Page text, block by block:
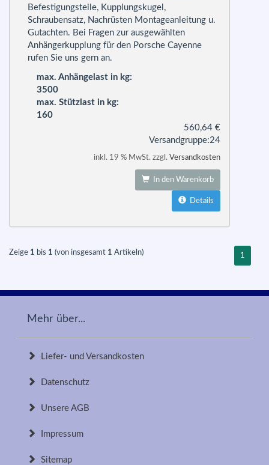
Befestigungsteile, Kupplungskugel,
Schraubensatz, Nachrüsten Montageanleitung u.
Gutachten. Bei Fragen zur ausgewählten
Anhängerkupplung für den Porsche Cayenne
rufen Sie uns gern an.
max. Anhängelast in kg:
3500
max. Stützlast in kg:
160
560,64€
Versandgruppe:24
inkl. 19 % MwSt. zzgl.Versandkosten
In den Warenkorb
Details
Zeige 1 bis 1 (von insgesamt 1 Artikeln) 1
Mehr über...
Liefer- und Versandkosten
Datenschutz
Unsere AGB
Impressum
Sitemap